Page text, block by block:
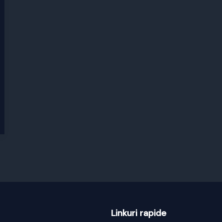
Linkuri rapide